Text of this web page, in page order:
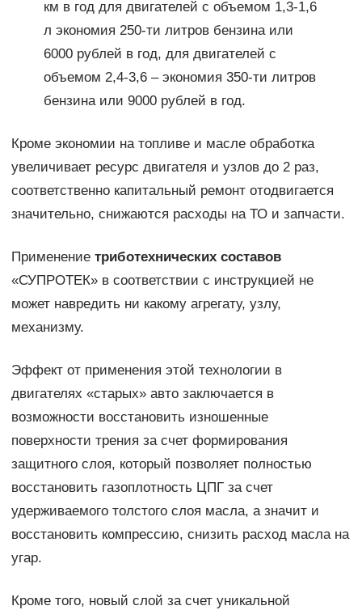
км в год для двигателей с объемом 1,3-1,6
л экономия 250-ти литров бензина или
6000 рублей в год, для двигателей с
объемом 2,4-3,6 – экономия 350-ти литров
бензина или 9000 рублей в год.
Кроме экономии на топливе и масле обработка
увеличивает ресурс двигателя и узлов до 2 раз,
соответственно капитальный ремонт отодвигается
значительно, снижаются расходы на ТО и запчасти.
Применение триботехнических составов
«СУПРОТЕК» в соответствии с инструкцией не
может навредить ни какому агрегату, узлу,
механизму.
Эффект от применения этой технологии в
двигателях «старых» авто заключается в
возможности восстановить изношенные
поверхности трения за счет формирования
защитного слоя, который позволяет полностью
восстановить газоплотность ЦПГ за счет
удерживаемого толстого слоя масла, а значит и
восстановить компрессию, снизить расход масла на
угар.
Кроме того, новый слой за счет уникальной